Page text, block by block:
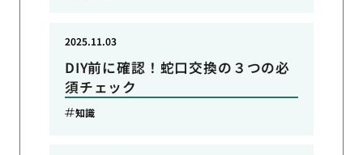
DIY前に確認！蛇口交換の３つの必
須チェック
2025.11.03
知識